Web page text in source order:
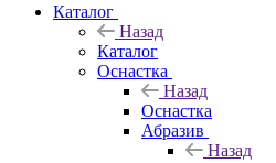
Каталог
Назад
Каталог
Оснастка
Назад
Оснастка
Абразив
Назад